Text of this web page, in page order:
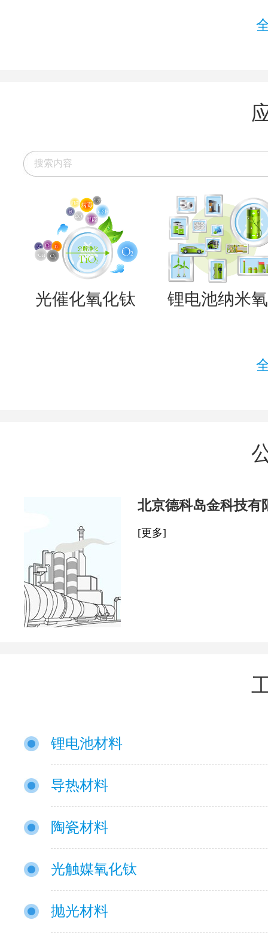
光催化氧化钛 锂电池纳米
北京德科岛金科技有
[更多]
锂电池材料
导热材料
陶瓷材料
光触媒氧化钛
抛光材料